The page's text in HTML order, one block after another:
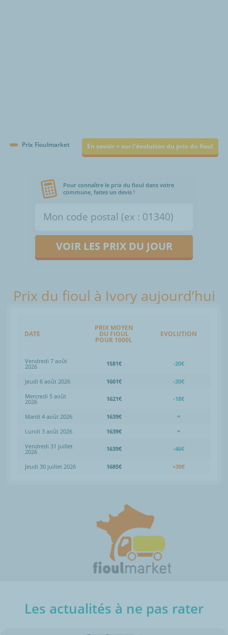
Prix Fioulmarket En savoir + sur l'évolution du prix du fioul
Pour connaître le prix du fioul dans votre
commune, faites un devis !
VOIR LES PRIX DU JOUR
Prix du fioul à Ivory aujourd’hui
DATE
PRIX MOYEN
DU FIOUL
POUR 1000L
EVOLUTION
Vendredi 7 août
2026 1581€ -20€
Jeudi 6 août 2026 1601€
-20€
Mercredi 5 août
2026 1621€ -18€
Mardi 4 août 2026 1639€
=
Lundi 3 août 2026
1639€
=
Vendredi 31 juillet
2026 1639€ -46€
Jeudi 30 juillet 2026 1685€ +30€
Les actualités à ne pas rater